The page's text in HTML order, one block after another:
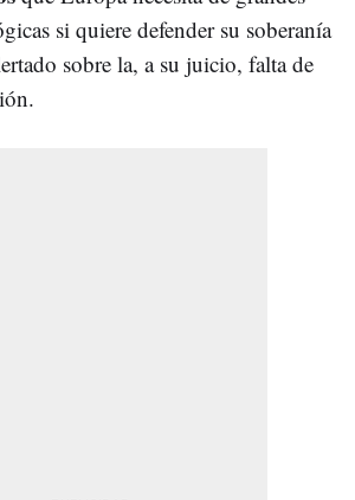
si quiere defender su soberanía
sobre la, a su juicio, falta de